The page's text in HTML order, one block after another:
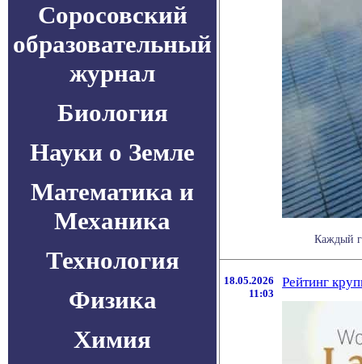
Соросовский
образовательный
журнал
Биология
Науки о Земле
Математика и
Механика
Технология
Физика
Химия
Каждый
18.05.2026
11:03
Рейтинг